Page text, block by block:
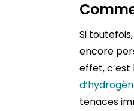
Si
encore
effet, c’est
tenaces